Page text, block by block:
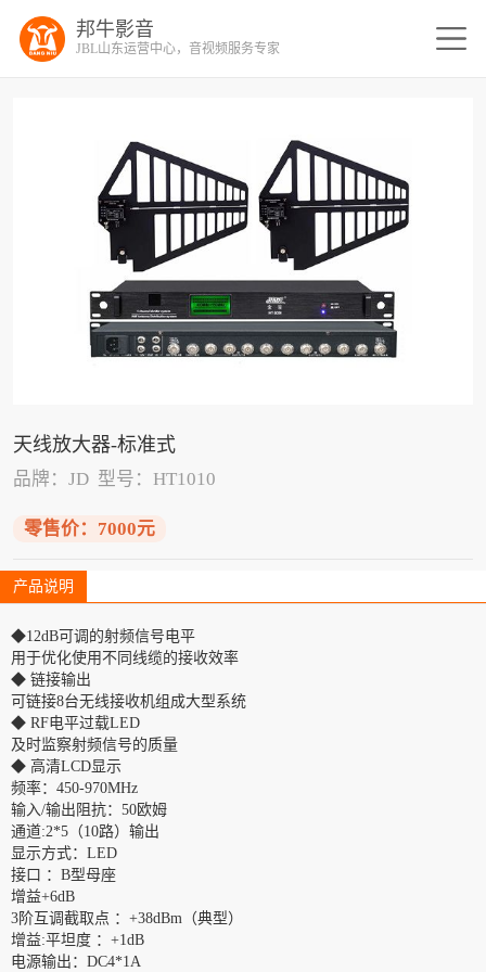
邦牛影音
JBL山东运营中心，音视频服务专家
天线放大器-标准式
品牌：JD 型号：HT1010
零售价：7000元
产品说明
◆12dB可调的射频信号电平
用于优化使用不同线缆的接收效率
◆ 链接输出
可链接8台无线接收机组成大型系统
◆ RF电平过载LED
及时监察射频信号的质量
◆ 高清LCD显示
频率：450-970MHz
输入/输出阻抗：50欧姆
通道:2*5（10路）输出
显示方式：LED
接口 ：B型母座
增益+6dB
3阶互调截取点 ：+38dBm（典型）
增益:平坦度 ：+1dB
电源输出：DC4*1A